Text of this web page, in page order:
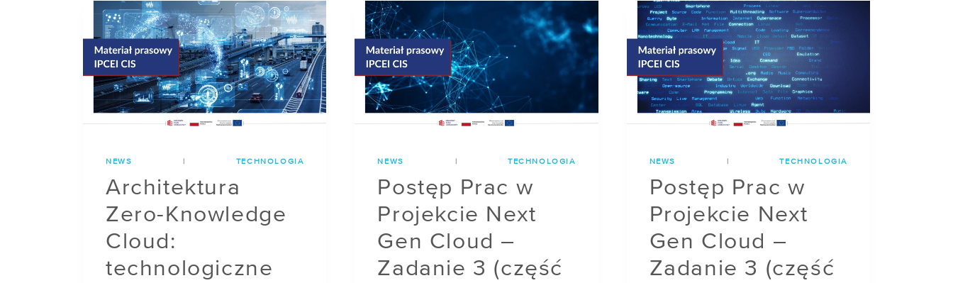
ORGANIZACJĘ
NA
WYJŚCIE
Z
CHMURY?
NEWS | TECHNOLOGIA
Architektura
Zero-Knowledge
Cloud:
technologiczne
NEWS | TECHNOLOGIA
Postęp Prac w
Projekcie Next
Gen Cloud –
Zadanie 3 (część
NEWS | TECHNOLOGIA
Postęp Prac w
Projekcie Next
Gen Cloud –
Zadanie 3 (część